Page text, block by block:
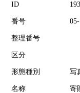
ID 193
番号 05-
整理番号
区分
形態種別 写
名称 寄